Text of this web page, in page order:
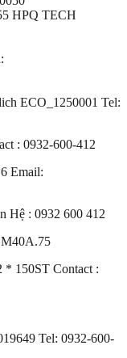
HPQ TECH
ECO_1250001 Tel:
: 0932-600-412
Email:
Hệ : 0932 600 412
150ST Contact :
Tel: 0932-600-